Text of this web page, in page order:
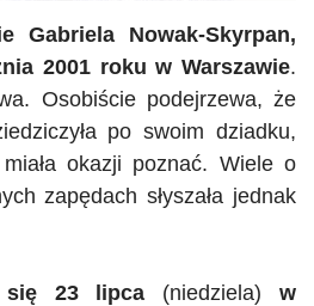
Gabriela Nowak-Skyrpan,
2001 roku w Warszawie.
Osobiście podejrzewa, że
po swoim dziadku,
okazji poznać. Wiele o
zapędach słyszała jednak
się 23 lipca (niedziela)w